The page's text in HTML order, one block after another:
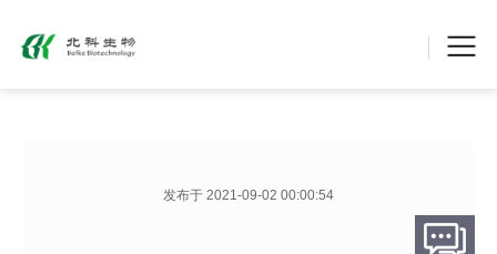
深圳为细胞和基因产业立法：将细胞和基因全
发布于 2021-09-02 00:00:54